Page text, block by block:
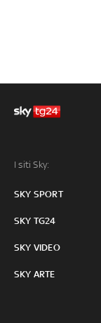
I siti Sky:
SKY SPORT
SKY TG24
SKY VIDEO
SKY ARTE